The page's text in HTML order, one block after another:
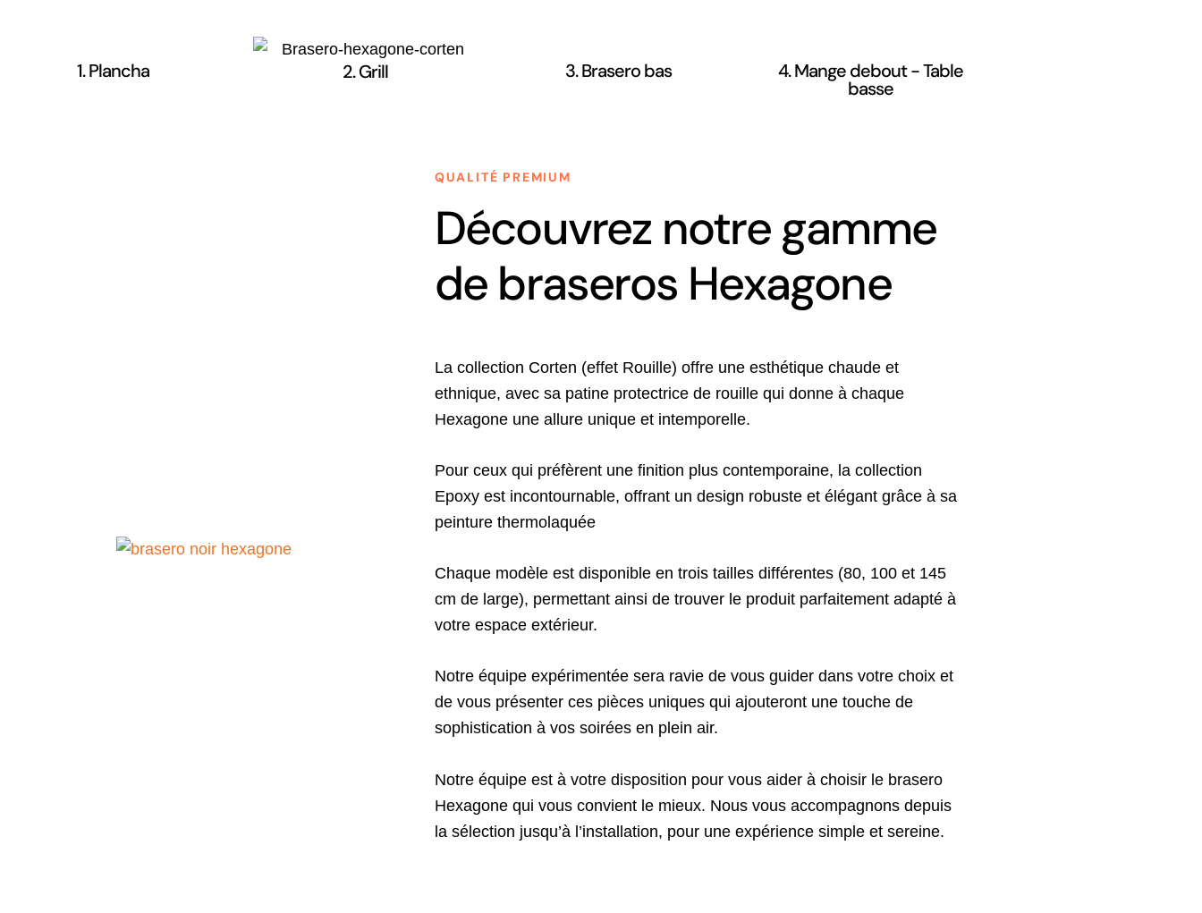
1. Plancha 2. Grill 3. Brasero bas 4. Mange debout - Table
basse
QUALITÉ PREMIUM
Découvrez notre gamme
de braseros Hexagone
La collection Corten (effet Rouille) offre une esthétique chaude et
ethnique, avec sa patine protectrice de rouille qui donne à chaque
Hexagone une allure unique et intemporelle.
Pour ceux qui préfèrent une finition plus contemporaine, la collection
Epoxy est incontournable, offrant un design robuste et élégant grâce à sa
peinture thermolaquée
Chaque modèle est disponible en trois tailles différentes (80, 100 et 145
cm de large), permettant ainsi de trouver le produit parfaitement adapté à
votre espace extérieur.
Notre équipe expérimentée sera ravie de vous guider dans votre choix et
de vous présenter ces pièces uniques qui ajouteront une touche de
sophistication à vos soirées en plein air.
Notre équipe est à votre disposition pour vous aider à choisir le brasero
Hexagone qui vous convient le mieux. Nous vous accompagnons depuis
la sélection jusqu’à l’installation, pour une expérience simple et sereine.